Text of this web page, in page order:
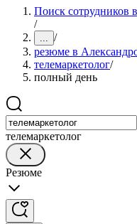
Поиск сотрудников
/
... /
резюме в
телемаркетолог/
полный день
телемаркетолог
Резюме